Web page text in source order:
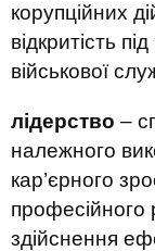
корупційних
відкритість
військової
лідерство –
належного
кар’єрного
професійного
здійснення